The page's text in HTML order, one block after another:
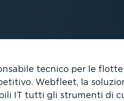
tecnico per le
Webfleet, la
IT tutti gli strumenti di